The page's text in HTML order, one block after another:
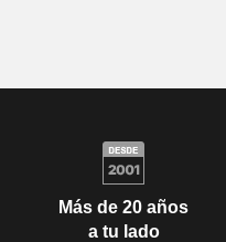
Más de 20 años
a tu lado